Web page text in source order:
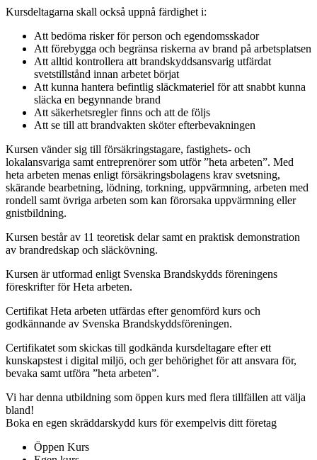
Kursdeltagarna skall också uppnå färdighet i:
Att bedöma risker för person och egendomsskador
Att förebygga och begränsa riskerna av brand på arbetsplatsen
Att alltid kontrollera att brandskyddsansvarig utfärdat
svetstillstånd innan arbetet börjat
Att kunna hantera befintlig släckmateriel för att snabbt kunna
släcka en begynnande brand
Att säkerhetsregler finns och att de följs
Att se till att brandvakten sköter efterbevakningen
Kursen vänder sig till försäkringstagare, fastighets- och
lokalansvariga samt entreprenörer som utför ”heta arbeten”. Med
heta arbeten menas enligt försäkringsbolagens krav svetsning,
skärande bearbetning, lödning, torkning, uppvärmning, arbeten med
rondell samt övriga arbeten som kan förorsaka uppvärmning eller
gnistbildning.
Kursen består av 11 teoretisk delar samt en praktisk demonstration
av brandredskap och släckövning.
Kursen är utformad enligt Svenska Brandskydds föreningens
föreskrifter för Heta arbeten.
Certifikat Heta arbeten utfärdas efter genomförd kurs och
godkännande av Svenska Brandskyddsföreningen.
Certifikatet som skickas till godkända kursdeltagare efter ett
kunskapstest i digital miljö, och ger behörighet för att ansvara för,
bevaka samt utföra ”heta arbeten”.
Vi har denna utbildning som öppen kurs med flera tillfällen att välja
bland!
Boka en egen skräddarskydd kurs för exempelvis ditt företag
Öppen Kurs